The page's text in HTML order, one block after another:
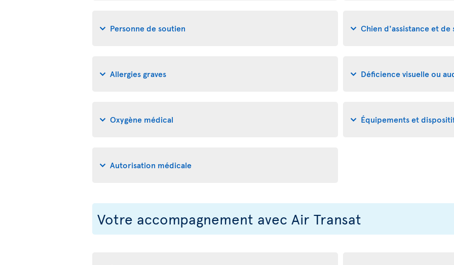
Personne de soutien Chien d'assistance et
Allergies graves Déficience visuelle ou
Oxygène médical Équipements et
Autorisation médicale
Votre accompagnement avec Air Transat